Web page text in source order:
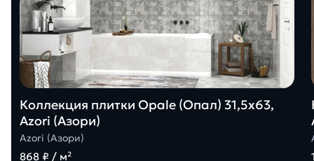
Коллекция плитки Opale (Опал) 31,5х63,
Azori (Азори)
Azori (Азори)
868 ₽ / м²